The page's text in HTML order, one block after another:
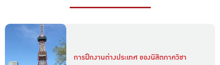
การฝึกงานต่างประเทศ ของนิสิตภาควิชา